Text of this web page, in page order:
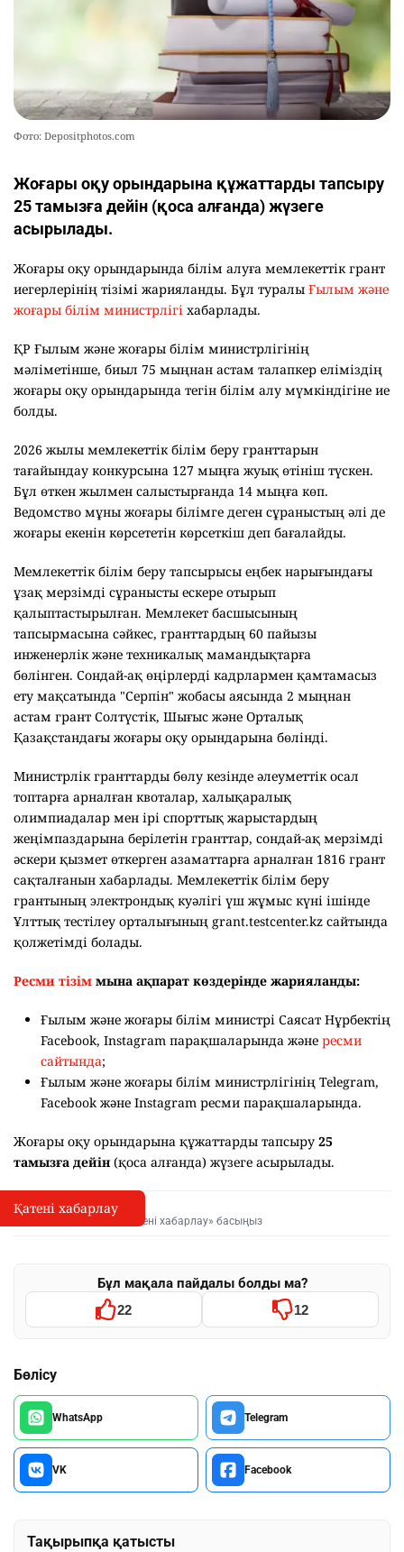
Фото: Depositphotos.com
Жоғары оқу орындарына құжаттарды тапсыру
25 тамызға дейін (қоса алғанда) жүзеге
асырылады.
Жоғары оқу орындарында білім алуға мемлекеттік грант
иегерлерінің тізімі жарияланды. Бұл туралы Ғылым және
жоғары білім министрлігі хабарлады.
ҚР Ғылым және жоғары білім министрлігінің
мәліметінше, биыл 75 мыңнан астам талапкер еліміздің
жоғары оқу орындарында тегін білім алу мүмкіндігіне ие
болды.
2026 жылы мемлекеттік білім беру гранттарын
тағайындау конкурсына 127 мыңға жуық өтініш түскен.
Бұл өткен жылмен салыстырғанда 14 мыңға көп.
Ведомство мұны жоғары білімге деген сұраныстың әлі де
жоғары екенін көрсететін көрсеткіш деп бағалайды.
Мемлекеттік білім беру тапсырысы еңбек нарығындағы
ұзақ мерзімді сұранысты ескере отырып
қалыптастырылған. Мемлекет басшысының
тапсырмасына сәйкес, гранттардың 60 пайызы
инженерлік және техникалық мамандықтарға
бөлінген. Сондай-ақ өңірлерді кадрлармен қамтамасыз
ету мақсатында "Серпін" жобасы аясында 2 мыңнан
астам грант Солтүстік, Шығыс және Орталық
Қазақстандағы жоғары оқу орындарына бөлінді.
Министрлік гранттарды бөлу кезінде әлеуметтік осал
топтарға арналған квоталар, халықаралық
олимпиадалар мен ірі спорттық жарыстардың
жеңімпаздарына берілетін гранттар, сондай-ақ мерзімді
әскери қызмет өткерген азаматтарға арналған 1816 грант
сақталғанын хабарлады. Мемлекеттік білім беру
грантының электрондық куәлігі үш жұмыс күні ішінде
Ұлттық тестілеу орталығының grant.testcenter.kz сайтында
қолжетімді болады.
Ресми тізім мына ақпарат көздерінде жарияланды:
Ғылым және жоғары білім министрі Саясат Нұрбектің
Facebook, Instagram парақшаларында және ресми
сайтында;
Ғылым және жоғары білім министрлігінің Telegram,
Facebook және Instagram ресми парақшаларында.
Жоғары оқу орындарына құжаттарды тапсыру 25
тамызға дейін(қоса алғанда) жүзеге асырылады.
I
Қате туралы хабарлау
Мәтінді белгілеп, «Қатені хабарлау» басыңыз
Бұл мақала пайдалы болды ма?
22 12
Бөлісу
WhatsApp Telegram
VK Facebook
Тақырыпқа қатысты
Қатені хабарлау